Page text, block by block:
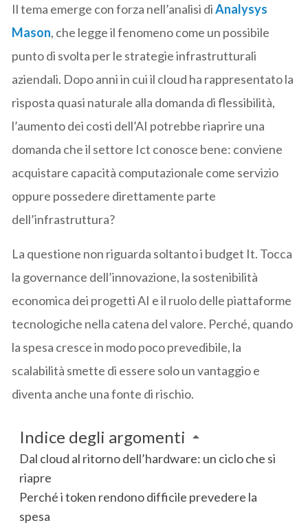
Il tema emerge con forza nell’analisi diAnalysys
Mason, che legge il fenomeno come un possibile
punto di svolta per le strategie infrastrutturali
aziendali. Dopo anni in cui il cloud ha rappresentato la
risposta quasi naturale alla domanda di flessibilità,
l’aumento dei costi dell’AI potrebbe riaprire una
domanda che il settore Ict conosce bene: conviene
acquistare capacità computazionale come servizio
oppure possedere direttamente parte
dell’infrastruttura?
La questione non riguarda soltanto i budget It. Tocca
la governance dell’innovazione, la sostenibilità
economica dei progetti AI e il ruolo delle piattaforme
tecnologiche nella catena del valore. Perché, quando
la spesa cresce in modo poco prevedibile, la
scalabilità smette di essere solo un vantaggio e
diventa anche una fonte di rischio.
Indice degli argomenti
Dal cloud al ritorno dell’hardware: un ciclo che si
riapre
Perché i token rendono difficile prevedere la
spesa